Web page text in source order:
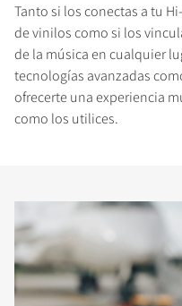
Tanto si los conectas a tu
de vinilos como si los
de la música en cualquier
tecnologías avanzadas
ofrecerte una experiencia
como los utilices.